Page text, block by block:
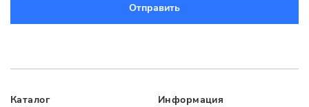
Отправить
Каталог
Информация